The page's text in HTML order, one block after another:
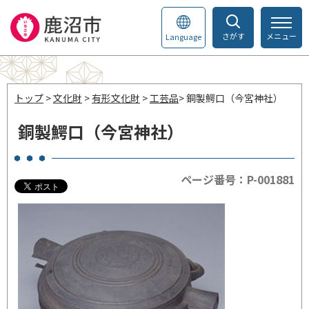
さがす
Language メニュー
トップ >文化財 >有形文化財 >工芸品> 銅製鰐口（今宮神社）
銅製鰐口（今宮神社）
ページ番号：P-001881